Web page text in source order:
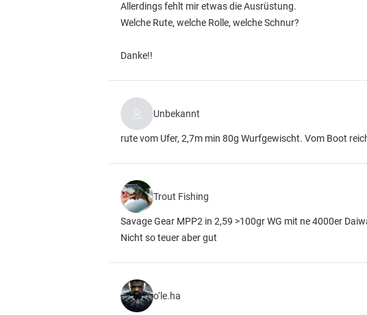
Allerdings fehlt mir etwas die Ausrüstung.
Welche Rute, welche Rolle, welche Schnur?
Danke!!
Unbekannt
rute vom Ufer, 2,7m min 80g Wurfgewischt. Vom Boot
Trout Fishing
Savage Gear MPP2 in 2,59 >100gr WG mit ne 4000er
Nicht so teuer aber gut
o‘le.ha